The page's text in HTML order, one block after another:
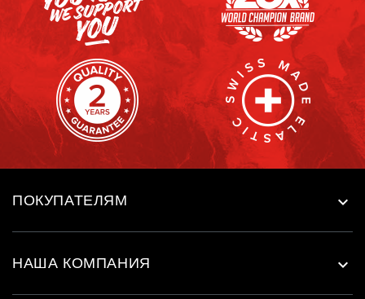
ПОКУПАТЕЛЯМ 
НАША КОМПАНИЯ 